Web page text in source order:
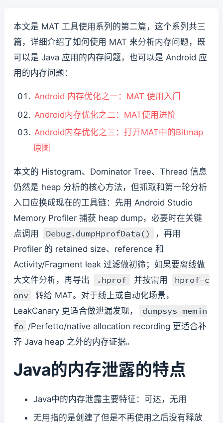
本文是 MAT 工具使用系列的第二篇，这个系列共三
篇，详细介绍了如何使用 MAT 来分析内存问题，既
可以是 Java 应用的内存问题，也可以是 Android 应
用的内存问题：
Android 内存优化之一：MAT 使用入门
Android内存优化之二：MAT使用进阶
Android内存优化之三：打开MAT中的Bitmap
原图
本文的 Histogram、Dominator Tree、Thread 信息
仍然是 heap 分析的核心方法，但抓取和第一轮分析
入口应换成现在的工具链：先用 Android Studio
Memory Profiler 捕获 heap dump，必要时在关键
点调用
Debug.dumpHprofData()
，再用
Profiler 的 retained size、reference 和
Activity/Fragment leak 过滤做初筛；如果要离线做
大文件分析，再导出
.hprof 并按需用
hprof-c
onv
转给 MAT。对于线上或自动化场景，
LeakCanary 更适合做泄漏发现，
dumpsys memin
fo /Perfetto/native allocation recording 更适合补
齐 Java heap 之外的内存证据。
Java的内存泄露的特点
Java中的内存泄露主要特征：可达，无用
无用指的是创建了但是不再使用之后没有释放